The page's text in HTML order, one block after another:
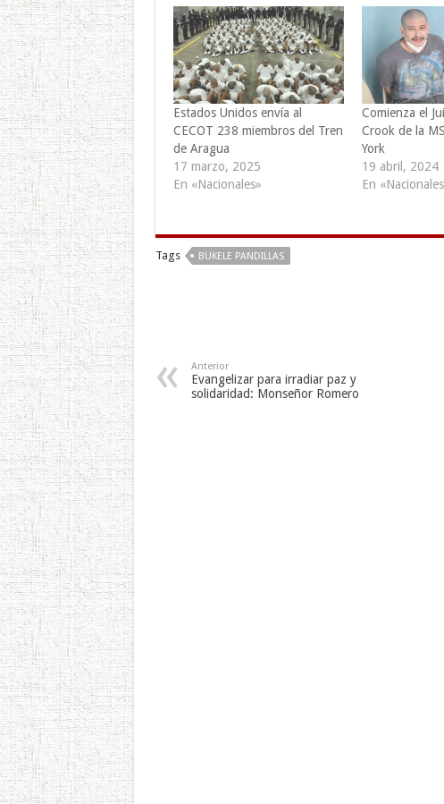
Estados Unidos envía al
CECOT 238 miembros del Tren
de Aragua
17 marzo, 2025
En «Nacionales»
Comienza el
Crook de la
York
19 abril, 2024
En
Tags BUKELE PANDILLAS
Anterior
Evangelizar para irradiar paz y
solidaridad: Monseñor Romero